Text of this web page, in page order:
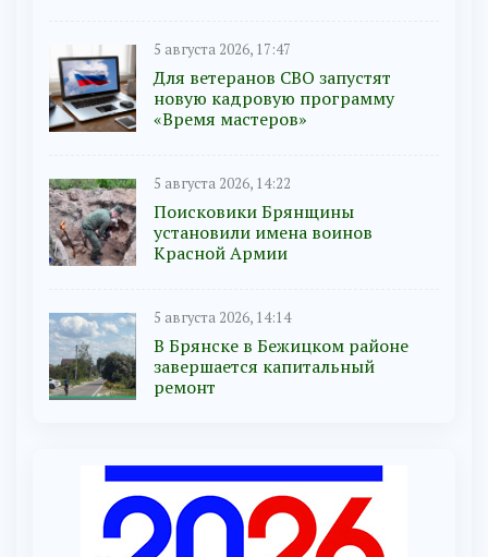
5 августа 2026, 17:47
Для ветеранов СВО запустят
новую кадровую программу
«Время мастеров»
5 августа 2026, 14:22
Поисковики Брянщины
установили имена воинов
Красной Армии
5 августа 2026, 14:14
В Брянске в Бежицком районе
завершается капитальный
ремонт